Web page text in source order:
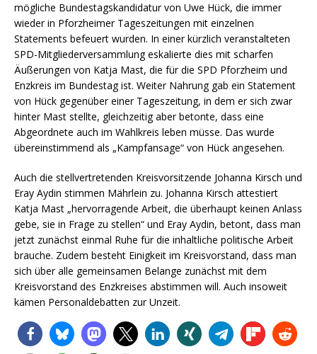
mögliche Bundestagskandidatur von Uwe Hück, die immer
wieder in Pforzheimer Tageszeitungen mit einzelnen
Statements befeuert wurden. In einer kürzlich veranstalteten
SPD-Mitgliederversammlung eskalierte dies mit scharfen
Äußerungen von Katja Mast, die für die SPD Pforzheim und
Enzkreis im Bundestag ist. Weiter Nahrung gab ein Statement
von Hück gegenüber einer Tageszeitung, in dem er sich zwar
hinter Mast stellte, gleichzeitig aber betonte, dass eine
Abgeordnete auch im Wahlkreis leben müsse. Das wurde
übereinstimmend als „Kampfansage“ von Hück angesehen.
Auch die stellvertretenden Kreisvorsitzende Johanna Kirsch und
Eray Aydin stimmen Mährlein zu. Johanna Kirsch attestiert
Katja Mast „hervorragende Arbeit, die überhaupt keinen Anlass
gebe, sie in Frage zu stellen“ und Eray Aydin, betont, dass man
jetzt zunächst einmal Ruhe für die inhaltliche politische Arbeit
brauche. Zudem besteht Einigkeit im Kreisvorstand, dass man
sich über alle gemeinsamen Belange zunächst mit dem
Kreisvorstand des Enzkreises abstimmen will. Auch insoweit
kämen Personaldebatten zur Unzeit.